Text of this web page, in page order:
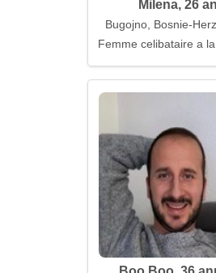
Milena, 26
Bugojno, Bosnie-
Femme celibataire a